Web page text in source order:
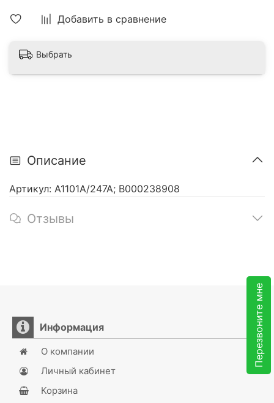
Перезвоните мне
Добавить в сравнение
Выбрать
Описание
Артикул: A1101A/247A; В000238908
Отзывы
Информация
О компании
Личный кабинет
Корзина